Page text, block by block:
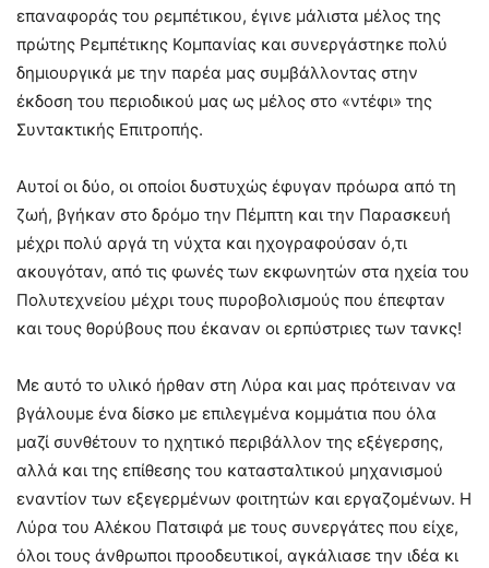
επαναφοράς του ρεμπέτικου, έγινε μάλιστα μέλος της
πρώτης Ρεμπέτικης Κομπανίας και συνεργάστηκε πολύ
δημιουργικά με την παρέα μας συμβάλλοντας στην
έκδοση του περιοδικού μας ως μέλος στο «ντέφι» της
Συντακτικής Επιτροπής.
Αυτοί οι δύο, οι οποίοι δυστυχώς έφυγαν πρόωρα από τη
ζωή, βγήκαν στο δρόμο την Πέμπτη και την Παρασκευή
μέχρι πολύ αργά τη νύχτα και ηχογραφούσαν ό,τι
ακουγόταν, από τις φωνές των εκφωνητών στα ηχεία του
Πολυτεχνείου μέχρι τους πυροβολισμούς που έπεφταν
και τους θορύβους που έκαναν οι ερπύστριες των τανκς!
Με αυτό το υλικό ήρθαν στη Λύρα και μας πρότειναν να
βγάλουμε ένα δίσκο με επιλεγμένα κομμάτια που όλα
μαζί συνθέτουν το ηχητικό περιβάλλον της εξέγερσης,
αλλά και της επίθεσης του κατασταλτικού μηχανισμού
εναντίον των εξεγερμένων φοιτητών και εργαζομένων. Η
Λύρα του Αλέκου Πατσιφά με τους συνεργάτες που είχε,
όλοι τους άνθρωποι προοδευτικοί, αγκάλιασε την ιδέα κι